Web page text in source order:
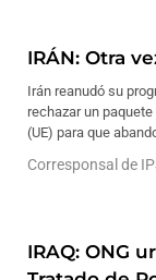
IRÁN: Otra
Irán reanudó su
rechazar un
(UE) para que
Corresponsal de
IRAQ: ONG